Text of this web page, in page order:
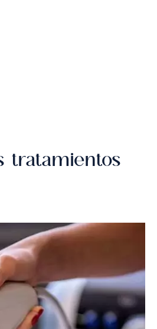
tratamientos